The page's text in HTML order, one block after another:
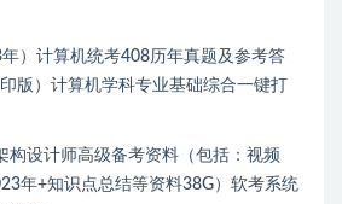
）计算机统考408历年真题及参考答
版）计算机学科专业基础综合一键打
构设计师高级备考资料（包括：视频
年+知识点总结等资料38G）软考系统